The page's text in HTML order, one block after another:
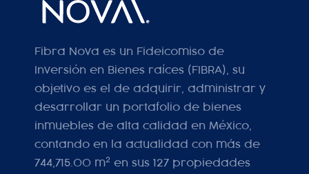
Fibra Nova es un Fideicomiso de
Inversión en Bienes raíces (FIBRA), su
objetivo es el de adquirir, administrar y
desarrollar un portafolio de bienes
inmuebles de alta calidad en México,
contando en la actualidad con más de
744,715.00 m2 en sus 127 propiedades